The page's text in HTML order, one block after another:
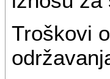
Troškovi